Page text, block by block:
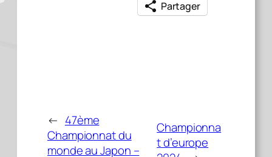
Partager
← 47ème
Championnat du
monde au Japon –
Championna
t d’europe